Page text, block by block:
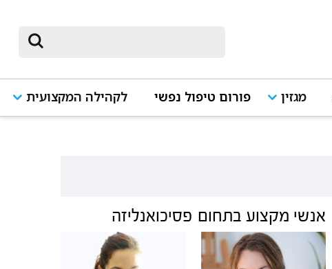
מגזין פורום טיפול נפשי לקהילה המקצועית
אנשי מקצוע בתחום פסיכואנליזה